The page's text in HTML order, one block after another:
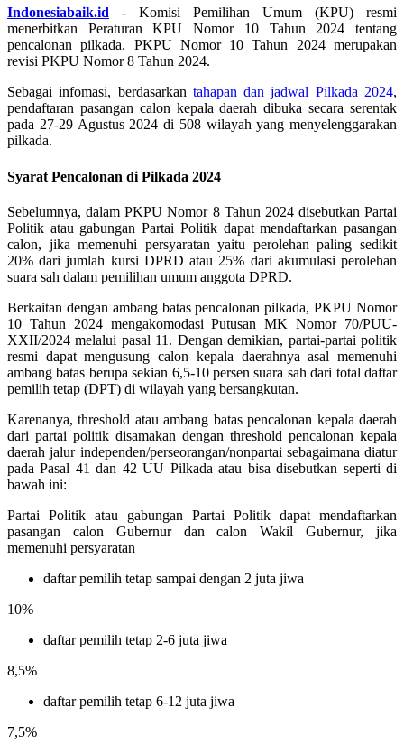
Indonesiabaik.id - Komisi Pemilihan Umum (KPU) resmi
menerbitkan Peraturan KPU Nomor 10 Tahun 2024 tentang
pencalonan pilkada. PKPU Nomor 10 Tahun 2024 merupakan
revisi PKPU Nomor 8 Tahun 2024.
Sebagai infomasi, berdasarkan tahapan dan jadwal Pilkada 2024,
pendaftaran pasangan calon kepala daerah dibuka secara serentak
pada 27-29 Agustus 2024 di 508 wilayah yang menyelenggarakan
pilkada.
Syarat Pencalonan di Pilkada 2024
Sebelumnya, dalam PKPU Nomor 8 Tahun 2024 disebutkan Partai
Politik atau gabungan Partai Politik dapat mendaftarkan pasangan
calon, jika memenuhi persyaratan yaitu perolehan paling sedikit
20% dari jumlah kursi DPRD atau 25% dari akumulasi perolehan
suara sah dalam pemilihan umum anggota DPRD.
Berkaitan dengan ambang batas pencalonan pilkada, PKPU Nomor
10 Tahun 2024 mengakomodasi Putusan MK Nomor 70/PUU-
XXII/2024 melalui pasal 11. Dengan demikian, partai-partai politik
resmi dapat mengusung calon kepala daerahnya asal memenuhi
ambang batas berupa sekian 6,5-10 persen suara sah dari total daftar
pemilih tetap (DPT) di wilayah yang bersangkutan.
Karenanya, threshold atau ambang batas pencalonan kepala daerah
dari partai politik disamakan dengan threshold pencalonan kepala
daerah jalur independen/perseorangan/nonpartai sebagaimana diatur
pada Pasal 41 dan 42 UU Pilkada atau bisa disebutkan seperti di
bawah ini:
Partai Politik atau gabungan Partai Politik dapat mendaftarkan
pasangan calon Gubernur dan calon Wakil Gubernur, jika
memenuhi persyaratan
daftar pemilih tetap sampai dengan 2 juta jiwa
10%
daftar pemilih tetap 2-6 juta jiwa
8,5%
daftar pemilih tetap 6-12 juta jiwa
7,5%